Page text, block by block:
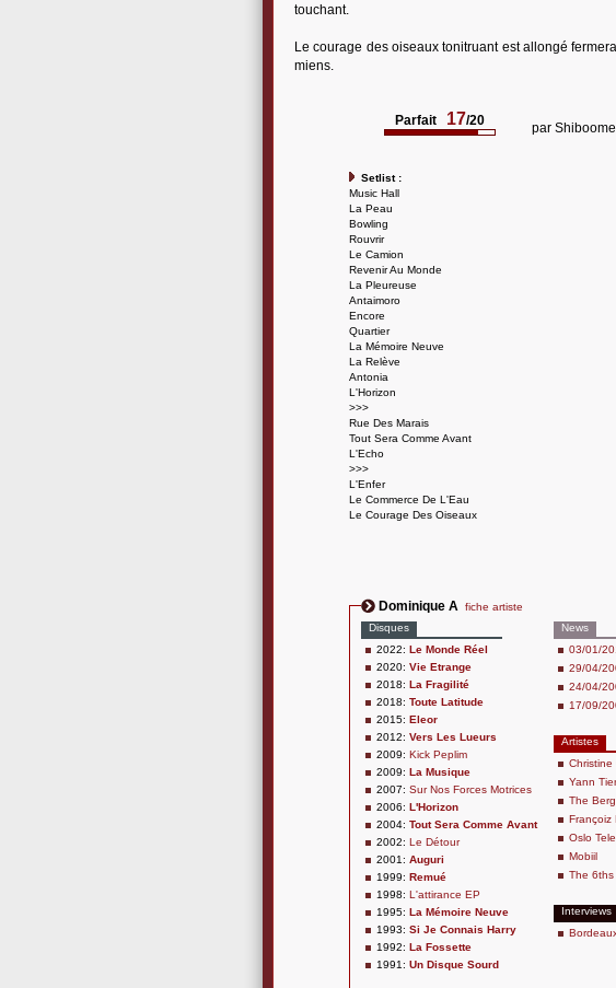
touchant.
Le courage des oiseaux tonitruant est allongé
miens.
Parfait 17/20 par Shiboome
Setlist :
Music Hall
La Peau
Bowling
Rouvrir
Le Camion
Revenir Au Monde
La Pleureuse
Antaimoro
Encore
Quartier
La Mémoire Neuve
La Relève
Antonia
L'Horizon
>>>
Rue Des Marais
Tout Sera Comme Avant
L'Echo
>>>
L'Enfer
Le Commerce De L'Eau
Le Courage Des Oiseaux
Dominique A fiche artiste
Disques
2022: Le Monde Réel
2020: Vie Etrange
2018: La Fragilité
2018: Toute Latitude
2015: Eleor
2012: Vers Les Lueurs
2009: Kick Peplim
2009: La Musique
2007: Sur Nos Forces Motrices
2006: L'Horizon
2004: Tout Sera Comme Avant
2002: Le Détour
2001: Auguri
1999: Remué
1998: L'attirance EP
1995: La Mémoire Neuve
1993: Si Je Connais Harry
1992: La Fossette
1991: Un Disque Sourd
News
03/01/
29/04/
24/04/
17/09/
Artistes
Christine
Yann
The
Françoiz
Oslo
Mobiil
The 6ths
Interviews